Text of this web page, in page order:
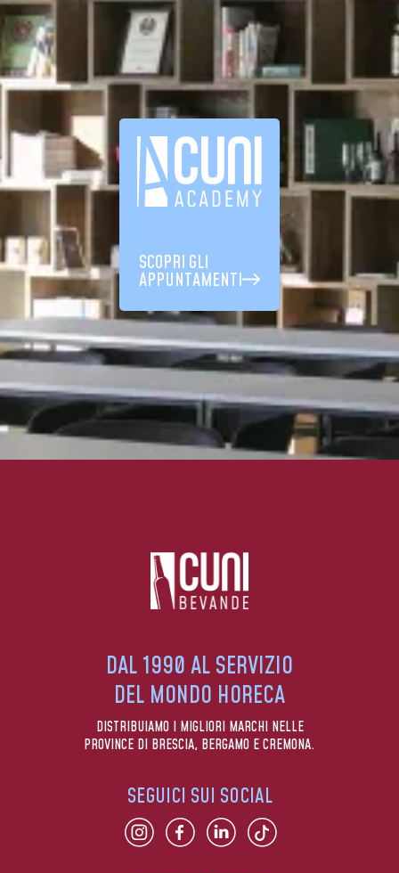
SCOPRI GLI
APPUNTAMENTI
DAL 1990 AL SERVIZIO
DEL MONDO HORECA
DISTRIBUIAMO I MIGLIORI MARCHI NELLE
PROVINCE DI BRESCIA, BERGAMO E CREMONA.
SEGUICI SUI SOCIAL